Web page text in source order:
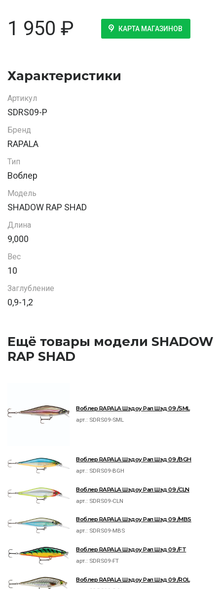
1 950 ₽ КАРТА МАГАЗИНОВ
Характеристики
Артикул
SDRS09-P
Бренд
RAPALA
Тип
Воблер
Модель
SHADOW RAP SHAD
Длина
9,000
Вес
10
Заглубление
0,9-1,2
Ещё товары модели SHADOW
RAP SHAD
Воблер RAPALA Шэдоу Рап Шэд 09 /SML
арт.: SDRS09-SML
Воблер RAPALA Шэдоу Рап Шэд 09 /BGH
арт.: SDRS09-BGH
Воблер RAPALA Шэдоу Рап Шэд 09 /CLN
арт.: SDRS09-CLN
Воблер RAPALA Шэдоу Рап Шэд 09 /MBS
арт.: SDRS09-MBS
Воблер RAPALA Шэдоу Рап Шэд 09 /FT
арт.: SDRS09-FT
Воблер RAPALA Шэдоу Рап Шэд 09 /ROL